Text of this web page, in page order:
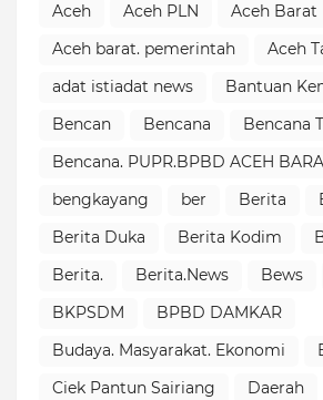
Aceh Aceh PLN
Aceh Barat
Aceh barat. pemerintah
Aceh
adat istiadat news
Bantuan
Bencan
Bencana
Bencana
Bencana. PUPR.BPBD ACEH
bengkayang
ber Berita
Berita Duka
Berita Kodim
Berita.
Berita.News Bews
BKPSDM
BPBD DAMKAR
Budaya. Masyarakat. Ekonomi
Ciek Pantun Sairiang
Daerah